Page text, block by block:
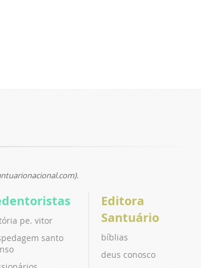
pe. vitor
santo
Editora
Santuário
bíblias
deus conosco